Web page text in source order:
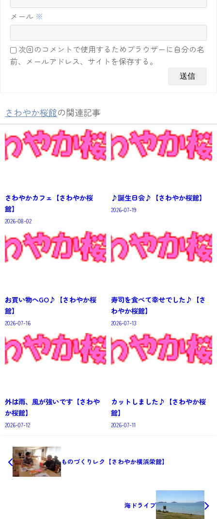
メール ※
次回のコメントで使用するためブラウザーに自分の名
前、メールアドレス、サイトを保存する。
さわやか桜館の関連記事
さわやかカフェ【さわやか桜
館】
2026-08-02
♪誕生日会♪【さわやか桜館】
2026-07-19
お買い物へGO♪【さわやか桜
館】
2026-07-16
寿司を食べて幸せでした♪【さ
わやか桜館】
2026-07-13
外は雨、風が強いです【さわや
か桜館】
2026-07-12
カットしました♪【さわやか桜
館】
2026-07-11
ものづくりレク【さわやか横浜栄館】
海ドライブ